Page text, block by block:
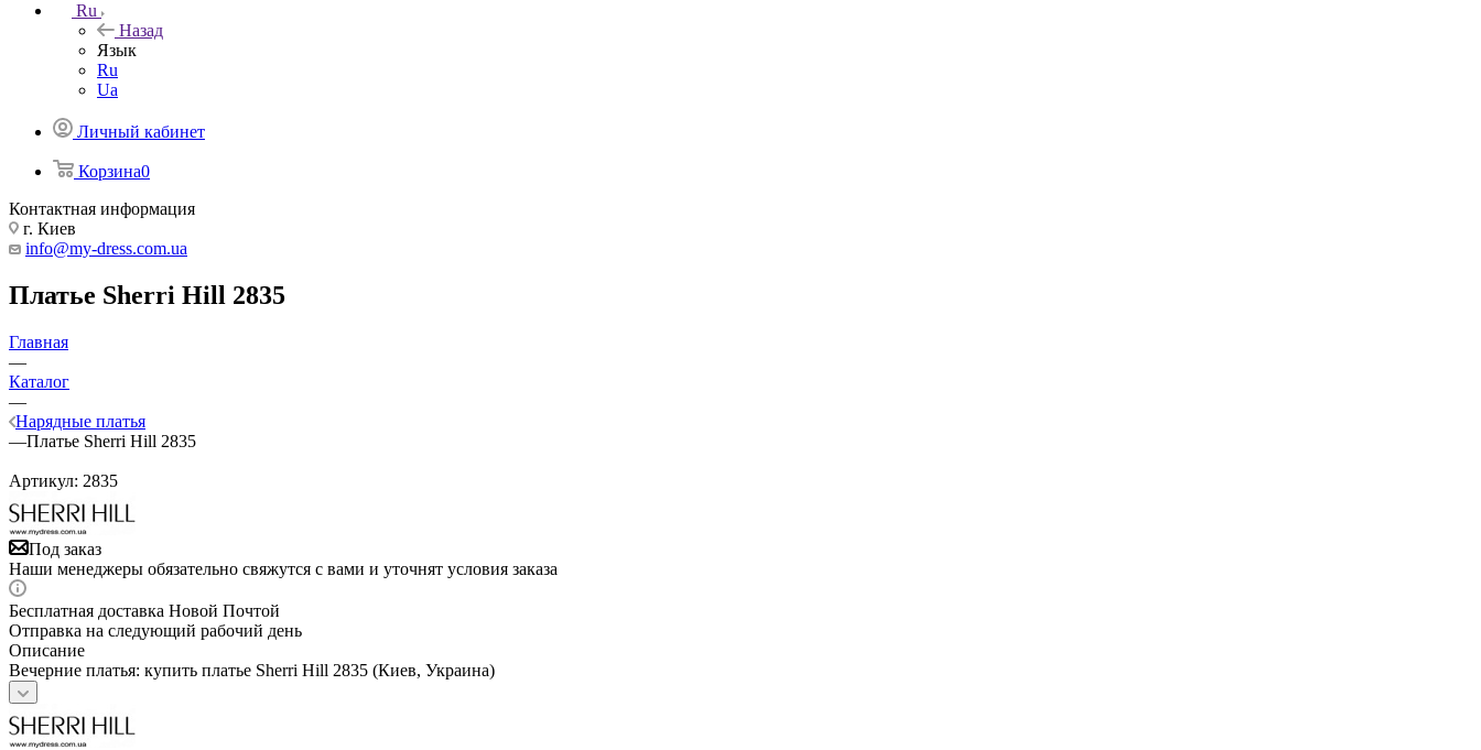
Ru
Назад
Язык
Ru
Ua
Личный кабинет
Корзина0
Контактная информация
г. Киев
info@my-dress.com.ua
Платье Sherri Hill 2835
Главная
—
Каталог
—
Нарядные платья
—Платье Sherri Hill 2835
Артикул: 2835
Под заказ
Наши менеджеры обязательно свяжутся с вами и уточнят условия заказа
Бесплатная доставка Новой Почтой
Отправка на следующий рабочий день
Описание
Вечерние платья: купить платье Sherri Hill 2835 (Киев, Украина)